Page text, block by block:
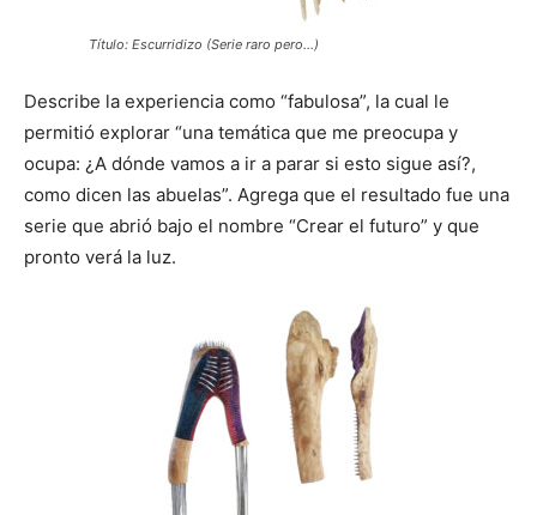
Título: Escurridizo (Serie raro pero…)
Describe la experiencia como “fabulosa”, la cual le
permitió explorar “una temática que me preocupa y
ocupa: ¿A dónde vamos a ir a parar si esto sigue así?,
como dicen las abuelas”. Agrega que el resultado fue una
serie que abrió bajo el nombre “Crear el futuro” y que
pronto verá la luz.